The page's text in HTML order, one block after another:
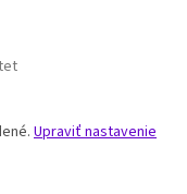
Upraviť nastavenie